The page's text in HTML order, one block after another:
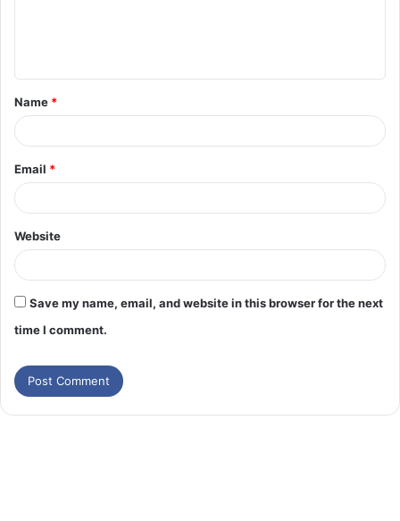
Name *
Email *
Website
Save my name, email, and website in this browser for the next
time I comment.